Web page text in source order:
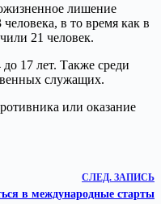
лишение
в то время как в
21 человек.
17 лет. Также среди
служащих.
или оказание
СЛЕД. ЗАПИСЬ
в международные старты